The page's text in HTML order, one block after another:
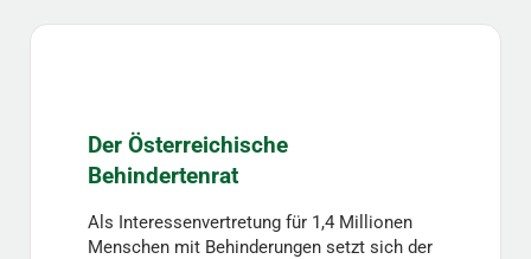
Der Österreichische
Behindertenrat
Als Interessenvertretung für 1,4 Millionen
Menschen mit Behinderungen setzt sich der